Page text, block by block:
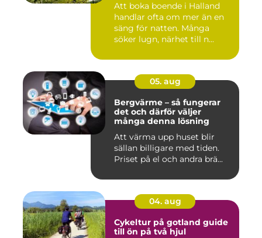
Att boka boende i Halland
handlar ofta om mer än en
säng för natten. Många
söker lugn, närhet till n...
05. aug
Bergvärme – så fungerar
det och därför väljer
många denna lösning
Att värma upp huset blir
sällan billigare med tiden.
Priset på el och andra brä...
04. aug
Cykeltur på gotland guide
till ön på två hjul